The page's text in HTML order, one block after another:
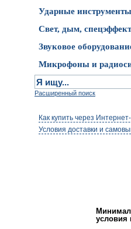
Ударные инструменты
Свет, дым,
Звуковое
Микрофоны и
Расширенный поиск
Как купить через
Условия доставки и
условия